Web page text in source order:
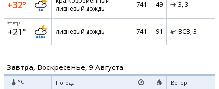
+32°
ливневый дождь
741 49 З, 3
Вечер
+21° ливневый дождь 741 91 ВСВ, 3
Завтра, Воскресенье, 9 Августа
°C Погода Ветер